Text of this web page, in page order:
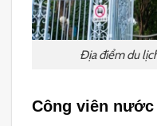
Địa điểm du
Công viên nước